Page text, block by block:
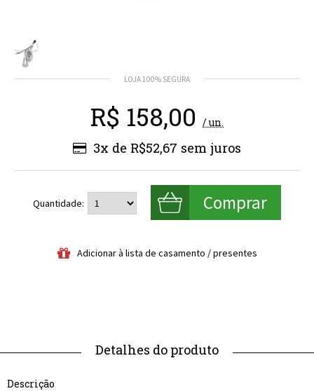
R$ 158,00 / un.
3x de R$52,67
Quantidade:
Descrição